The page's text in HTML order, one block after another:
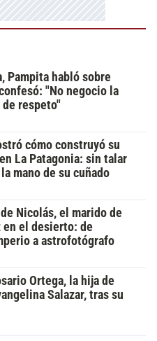
Pampita habló sobre
"No negocio la
respeto"
cómo construyó su
La Patagonia: sin talar
mano de su cuñado
Nicolás, el marido de
en el desierto: de
a astrofotógrafo
Ortega, la hija de
Salazar, tras su